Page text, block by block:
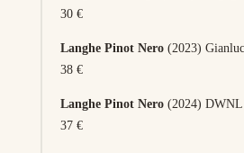
30 €
Langhe Pinot Nero(2023)
38 €
Langhe Pinot Nero(2024) DWNL
37 €